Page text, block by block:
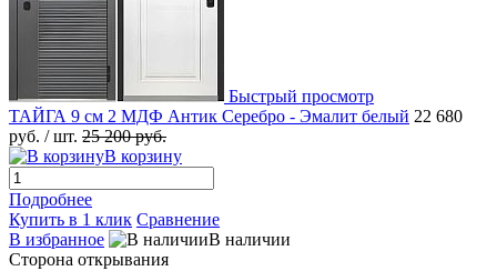
Быстрый просмотр
ТАЙГА 9 см 2 МДФ Антик Серебро - Эмалит белый 22 680
руб. / шт. 25 200 руб.
В корзину
Подробнее
Купить в 1 клик Сравнение
В избранное
В наличии
Сторона открывания